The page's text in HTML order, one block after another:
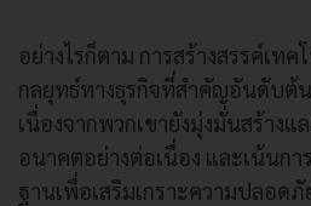
อย่างไรก็ตาม การสร้างสรรค์เท
กลยุทธ์ทางธุรกิจที่สำคัญอันดับต้น
เนื่องจากพวกเขายังมุ่งมั่นสร้าง
อนาคตอย่างต่อเนื่อง และเน้นกา
ฐานเพื่อเสริมเกราะความปลอดภั